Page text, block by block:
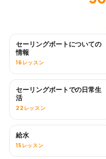
セーリングボートについての
情報
16レッスン
セーリングボートでの日常生
活
22レッスン
給水
15レッスン